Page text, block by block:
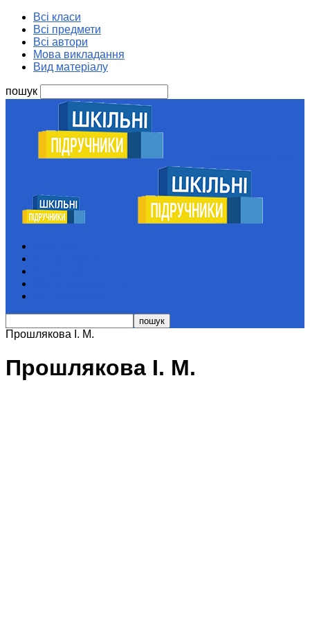
Всі класи
Всі предмети
Всі автори
Мова викладання
Вид матеріалу
пошук
Прошлякова І. М.
Прошлякова І. М.